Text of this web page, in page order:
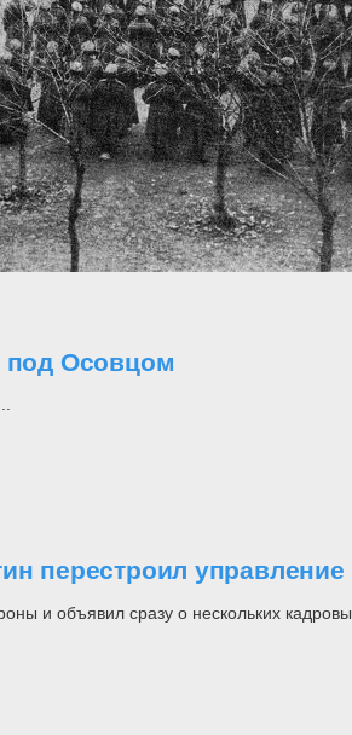
под Осовцом
перестроил
и объявил сразу о нескольких